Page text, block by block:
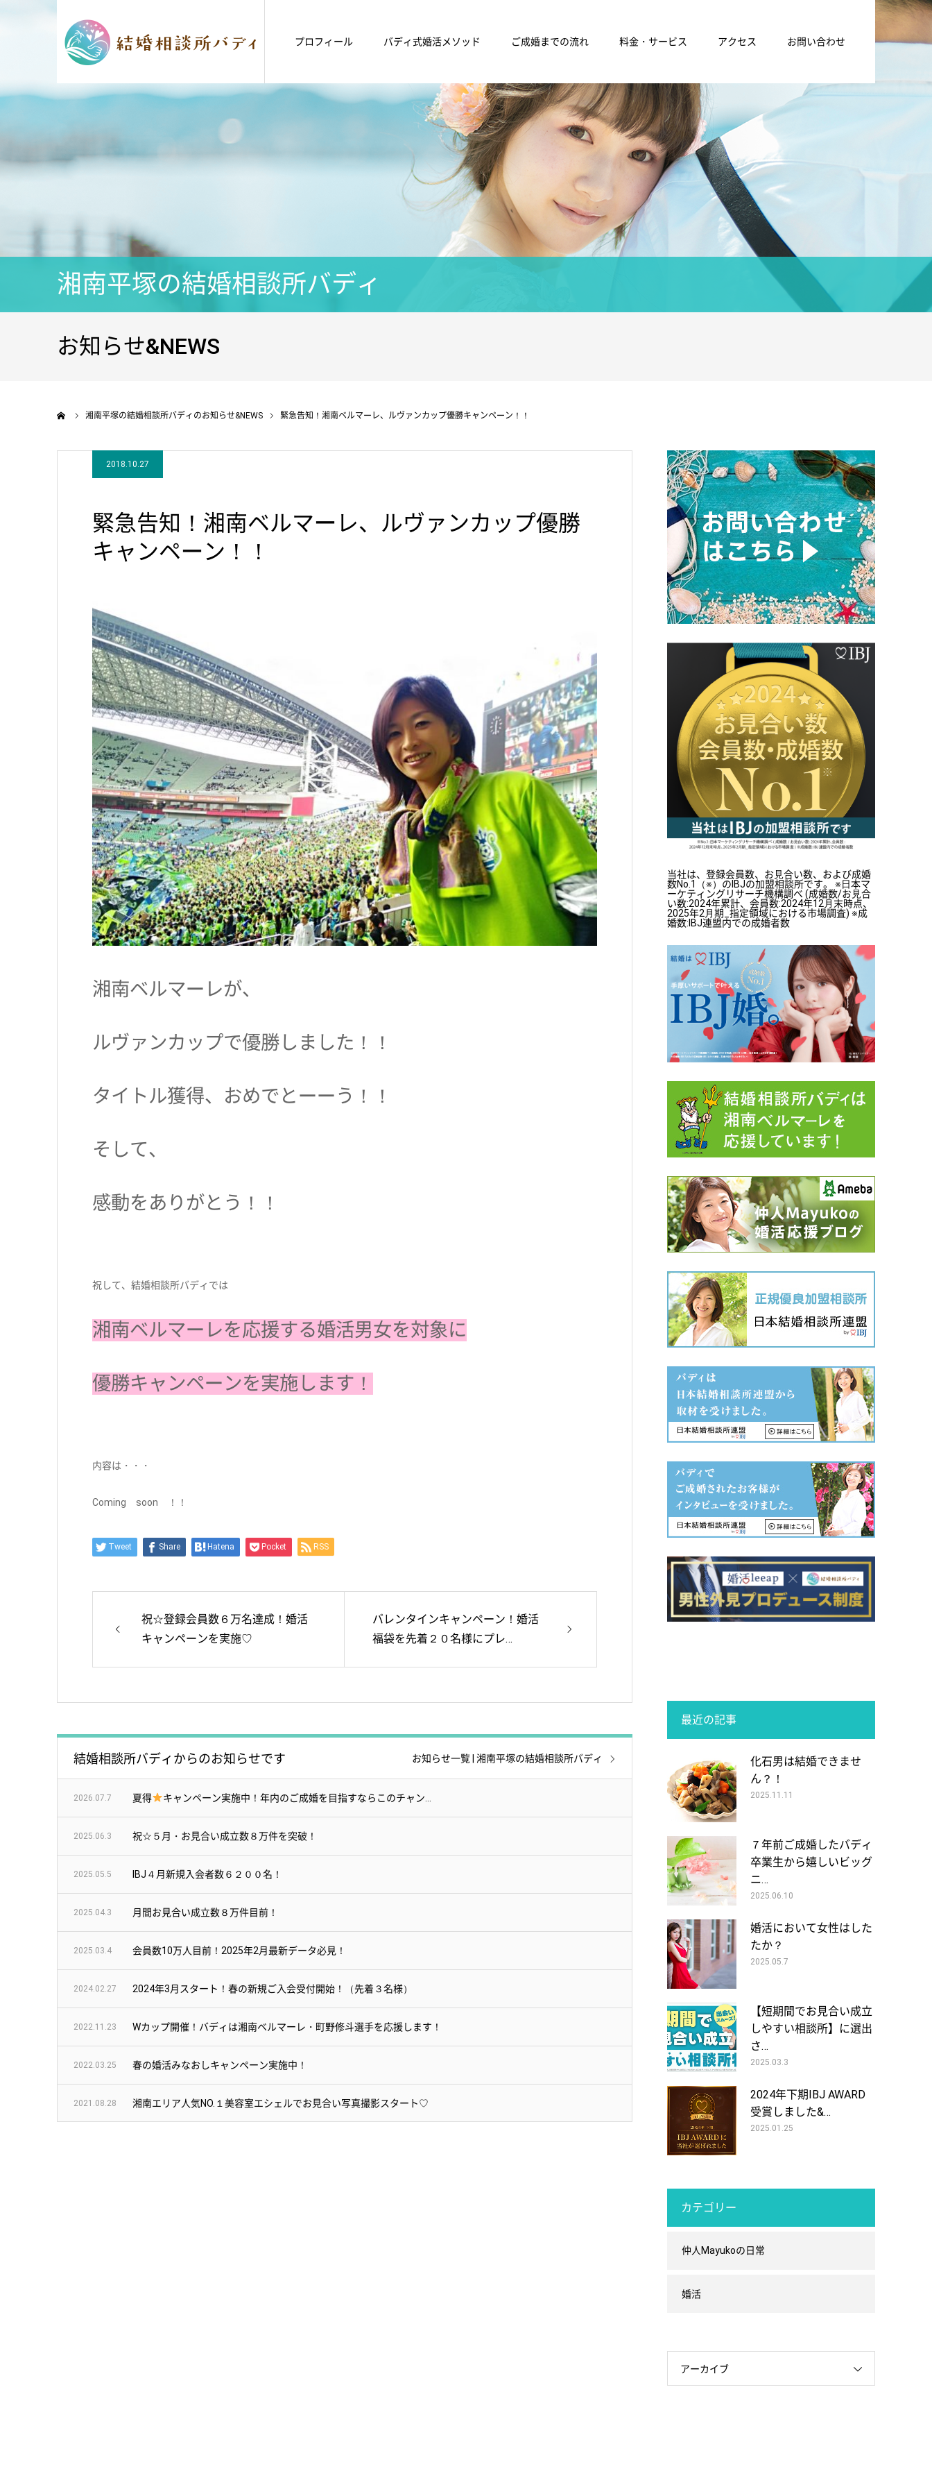
プロフィール バディ式婚活メソッド ご成婚までの流れ 料金・サービス アクセス お問い合わせ
湘南平塚の結婚相談所バディ
お知らせ&NEWS
湘南平塚の結婚相談所バディのお知らせ&NEWS 緊急告知！湘南ベルマーレ、ルヴァンカップ優勝キャンペーン！！
2018.10.27
緊急告知！湘南ベルマーレ、ルヴァンカップ優勝
キャンペーン！！
湘南ベルマーレが、
ルヴァンカップで優勝しました！！
タイトル獲得、おめでとーーう！！
そして、
感動をありがとう！！
祝して、結婚相談所バディでは
湘南ベルマーレを応援する婚活男女を対象に
優勝キャンペーンを実施します！
内容は・・・
Coming soon ！！
Tweet Share Hatena Pocket RSS
祝☆登録会員数６万名達成！婚活
キャンペーンを実施♡
バレンタインキャンペーン！婚活
福袋を先着２０名様にプレ…
結婚相談所バディからのお知らせです
2026.07.7 夏得 キャンペーン実施中！年内のご成婚を目指すならこのチャン…
2025.06.3 祝☆５月・お見合い成立数８万件を突破！
2025.05.5 IBJ４月新規入会者数６２００名！
2025.04.3 月間お見合い成立数８万件目前！
2025.03.4 会員数10万人目前！2025年2月最新データ必見！
2024.02.27 2024年3月スタート！春の新規ご入会受付開始！（先着３名様）
2022.11.23 Wカップ開催！バディは湘南ベルマーレ・町野修斗選手を応援します！
2022.03.25 春の婚活みなおしキャンペーン実施中！
2021.08.28 湘南エリア人気NO.１美容室エシェルでお見合い写真撮影スタート♡
お知らせ一覧 | 湘南平塚の結婚相談所バディ
当社は、登録会員数、お⾒合い数、および成婚
数No.1（※）のIBJの加盟相談所です。 ※⽇本マ
ーケティングリサーチ機構調べ (成婚数/お⾒合
い数:2024年累計、会員数:2024年12⽉末時点、
2025年2⽉期_指定領域における市場調査) ※成
婚数:IBJ連盟内での成婚者数
最近の記事
化石男は結婚できませ
ん？！
2025.11.11
７年前ご成婚したバディ
卒業生から嬉しいビッグ
ニ…
2025.06.10
婚活において女性はした
たか？
2025.05.7
【短期間でお見合い成立
しやすい相談所】に選出
さ…
2025.03.3
2024年下期IBJ AWARD
受賞しました&…
2025.01.25
カテゴリー
仲人Mayukoの日常
婚活
アーカイブ